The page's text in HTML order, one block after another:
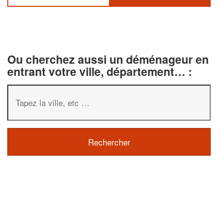
Ou cherchez aussi un déménageur en
entrant votre ville, département… :